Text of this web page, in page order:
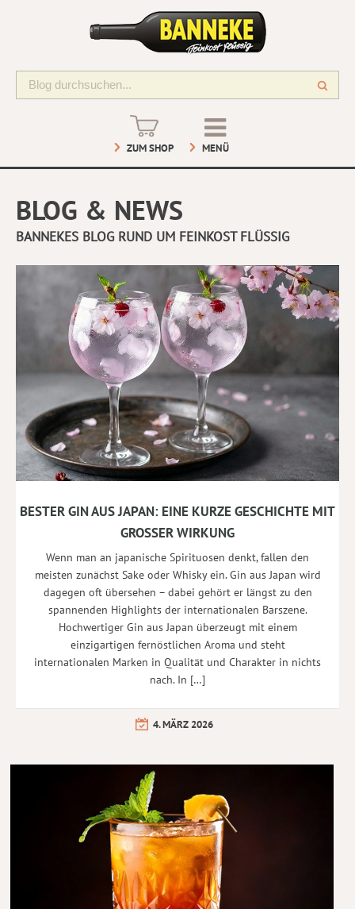
ZUM SHOP MENÜ
BLOG & NEWS
BANNEKES BLOG RUND UM FEINKOST FLÜSSIG
BESTER GIN AUS JAPAN: EINE KURZE GESCHICHTE MIT
GROSSER WIRKUNG
Wenn man an japanische Spirituosen denkt, fallen den
meisten zunächst Sake oder Whisky ein. Gin aus Japan wird
dagegen oft übersehen – dabei gehört er längst zu den
spannenden Highlights der internationalen Barszene.
Hochwertiger Gin aus Japan überzeugt mit einem
einzigartigen fernöstlichen Aroma und steht
internationalen Marken in Qualität und Charakter in nichts
nach. In […]
4. MÄRZ 2026